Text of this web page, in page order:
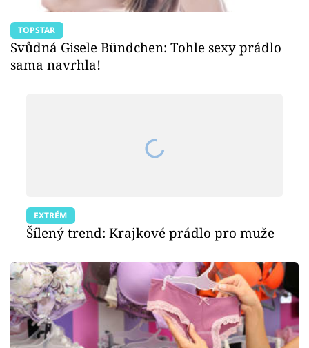
TOPSTAR
Svůdná Gisele Bündchen: Tohle sexy prádlo
sama navrhla!
EXTRÉM
Šílený trend: Krajkové prádlo pro muže